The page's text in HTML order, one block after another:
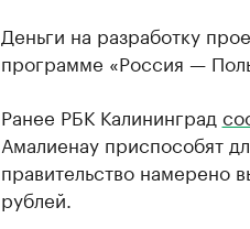
Деньги на разработку
программе «Россия —
Ранее РБК Калининград
Амалиенау приспособят
правительство намерено
рублей.